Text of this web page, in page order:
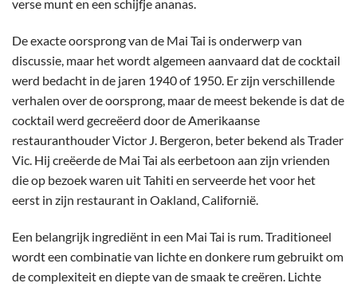
verse munt en een schijfje ananas.
De exacte oorsprong van de Mai Tai is onderwerp van
discussie, maar het wordt algemeen aanvaard dat de cocktail
werd bedacht in de jaren 1940 of 1950. Er zijn verschillende
verhalen over de oorsprong, maar de meest bekende is dat de
cocktail werd gecreëerd door de Amerikaanse
restauranthouder Victor J. Bergeron, beter bekend als Trader
Vic. Hij creëerde de Mai Tai als eerbetoon aan zijn vrienden
die op bezoek waren uit Tahiti en serveerde het voor het
eerst in zijn restaurant in Oakland, Californië.
Een belangrijk ingrediënt in een Mai Tai is rum. Traditioneel
wordt een combinatie van lichte en donkere rum gebruikt om
de complexiteit en diepte van de smaak te creëren. Lichte